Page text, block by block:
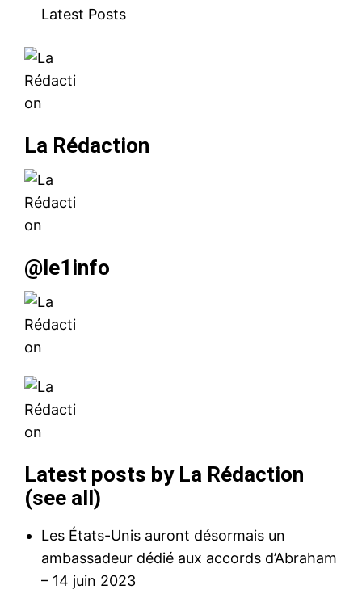
Latest Posts
La Rédaction
@le1info
Latest posts by La Rédaction
(see all)
Les États-Unis auront désormais un
ambassadeur dédié aux accords d’Abraham
– 14 juin 2023